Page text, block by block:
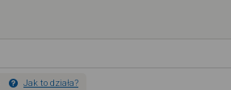
Jak to działa?